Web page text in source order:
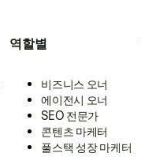
역할별
비즈니스 오너
에이전시 오너
SEO 전문가
콘텐츠 마케터
풀스택 성장 마케터